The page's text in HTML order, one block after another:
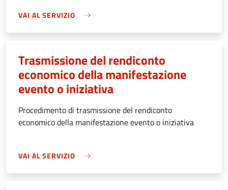
VAI AL SERVIZIO
Trasmissione del rendiconto
economico della manifestazione
evento o iniziativa
Procedimento di trasmissione del rendiconto
economico della manifestazione evento o iniziativa
VAI AL SERVIZIO